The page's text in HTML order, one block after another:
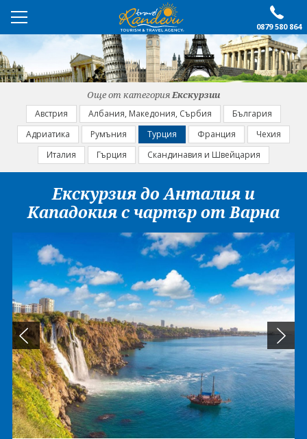
0879 580 864
ПРЕПОРЪЧАНО
ЕКСКУРЗИИ
ПОЧИВКИ
Контакти
Условия за записване
Политика за лични
Документи
ПОСЛЕДВАЙТЕ НИ
Още от категорияЕкскурзии
Австрия Албания, Македония, Сърбия
България
Адриатика
Румъния Турция Франция
Чехия
Италия
Гърция Скандинавия и Швейцария
Екскурзия до Анталия и
Кападокия с чартър от Варна